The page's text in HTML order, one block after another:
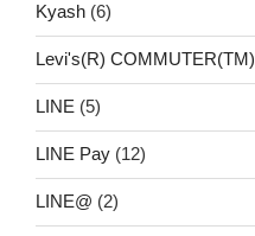
Kyash (6)
Levi's(R) COMMUTER(TM)
LINE (5)
LINE Pay (12)
LINE@ (2)